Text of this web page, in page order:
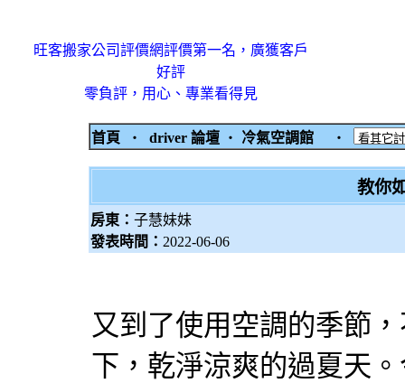
旺客搬家公司評價網評價第一名，廣獲客戶
好評
零負評，用心、專業看得見
首頁 ‧ driver 論壇 ‧ 冷氣空調館 ‧
教你
房東： 子慧妹妹
發表時間： 2022-06-06
又到了使用空調的季節
下，乾淨涼爽的過夏天